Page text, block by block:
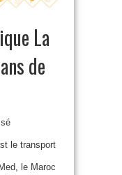
La
de
le transport
le Maroc